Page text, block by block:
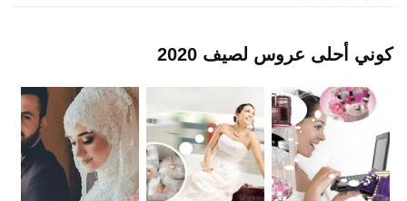
كوني أحلى عروس لصيف 2020